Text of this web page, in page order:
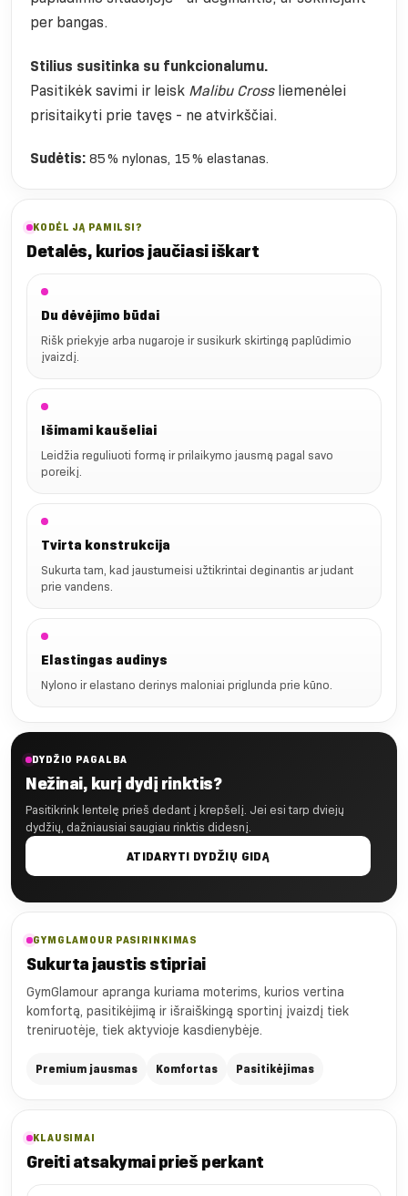
per bangas.
Stilius susitinka su funkcionalumu.
Pasitikėk savimi ir leisk Malibu Crossliemenėlei
prisitaikyti prie tavęs - ne atvirkščiai.
Sudėtis: 85 % nylonas, 15 % elastanas.
KODĖL JĄ PAMILSI?
Detalės, kurios jaučiasi iškart
Du dėvėjimo būdai
Rišk priekyje arba nugaroje ir susikurk skirtingą paplūdimio
įvaizdį.
Išimami kaušeliai
Leidžia reguliuoti formą ir prilaikymo jausmą pagal savo
poreikį.
Tvirta konstrukcija
Sukurta tam, kad jaustumeisi užtikrintai deginantis ar judant
prie vandens.
Elastingas audinys
Nylono ir elastano derinys maloniai priglunda prie kūno.
DYDŽIO PAGALBA
Nežinai, kurį dydį rinktis?
Pasitikrink lentelę prieš dedant į krepšelį. Jei esi tarp dviejų
dydžių, dažniausiai saugiau rinktis didesnį.
ATIDARYTI DYDŽIŲ GIDĄ
GYMGLAMOUR PASIRINKIMAS
Sukurta jaustis stipriai
GymGlamour apranga kuriama moterims, kurios vertina
komfortą, pasitikėjimą ir išraiškingą sportinį įvaizdį tiek
treniruotėje, tiek aktyvioje kasdienybėje.
Premium jausmas Komfortas Pasitikėjimas
KLAUSIMAI
Greiti atsakymai prieš perkant